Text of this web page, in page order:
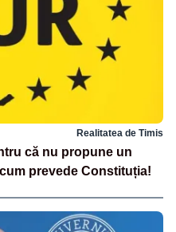
Realitatea de Timis
că nu propune un
prevede Constituția!